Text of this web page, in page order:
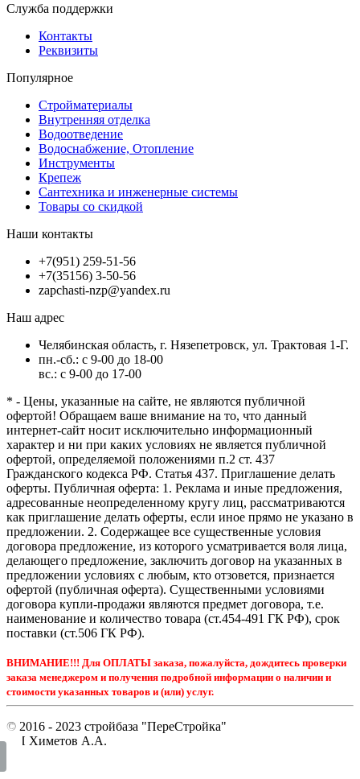
Служба поддержки
Контакты
Реквизиты
Популярное
Стройматериалы
Внутренняя отделка
Водоотведение
Водоснабжение, Отопление
Инструменты
Крепеж
Сантехника и инженерные системы
Товары со скидкой
Наши контакты
+7(951) 259-51-56
+7(35156) 3-50-56
zapchasti-nzp@yandex.ru
Наш адрес
Челябинская область, г. Нязепетровск, ул. Трактовая 1-Г.
пн.-сб.: с 9-00 до 18-00
вс.: с 9-00 до 17-00
* - Цены, указанные на сайте, не являются публичной
офертой! Обращаем ваше внимание на то, что данный
интернет-сайт носит исключительно информационный
характер и ни при каких условиях не является публичной
офертой, определяемой положениями п.2 ст. 437
Гражданского кодекса РФ. Статья 437. Приглашение делать
оферты. Публичная оферта: 1. Реклама и иные предложения,
адресованные неопределенному кругу лиц, рассматриваются
как приглашение делать оферты, если иное прямо не указано в
предложении. 2. Содержащее все существенные условия
договора предложение, из которого усматривается воля лица,
делающего предложение, заключить договор на указанных в
предложении условиях с любым, кто отзовется, признается
офертой (публичная оферта). Существенными условиями
договора купли-продажи являются предмет договора, т.е.
наименование и количество товара (ст.454-491 ГК РФ), срок
поставки (ст.506 ГК РФ).
ВНИМАНИЕ!!! Для ОПЛАТЫ заказа, пожалуйста, дождитесь проверки
заказа менеджером и получения подробной информации о наличии и
стоимости указанных товаров и (или) услуг.
© 2016 - 2023 стройбаза "ПереСтройка"
ИП Химетов А.А.